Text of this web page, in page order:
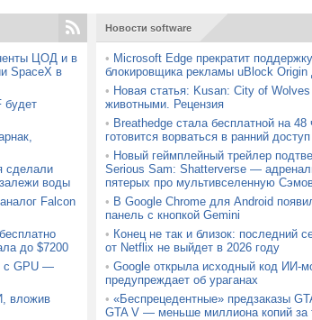
ЦОД и в
SpaceX в
будет
сделали
воды
Falcon
до $7200
с GPU —
вложив
Новости software
• Microsoft Edge прекратит
блокировщика рекламы uBlock Origin
• Новая статья: Kusan: City of
животными. Рецензия
• Breathedge стала бесплатной на
готовится ворваться в ранний
• Новый геймплейный трейлер
Serious Sam: Shatterverse —
пятерых про мультивселенную
• В Google Chrome для Android
панель с кнопкой Gemini
• Конец не так и близок: последний
от Netflix не выйдет в 2026 году
• Google открыла исходный код ИИ-
предупреждает об ураганах
• «Беспрецедентные» предзаказы
GTA V — меньше миллиона копий за